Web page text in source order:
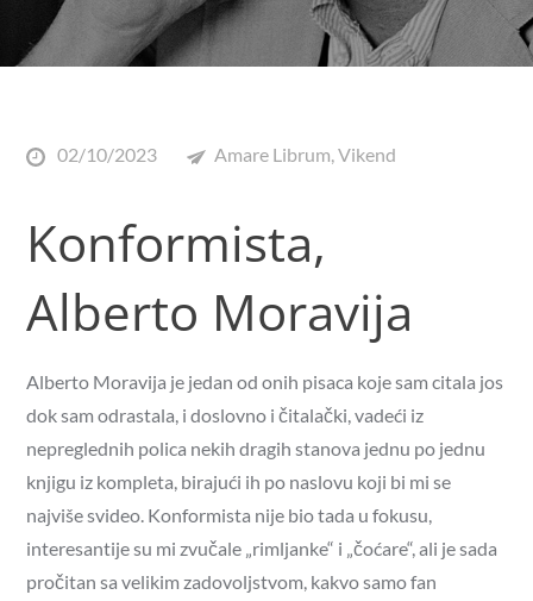
02/10/2023 Amare Librum,Vikend
Konformista,
Alberto Moravija
Alberto Moravija je jedan od onih pisaca koje sam citala jos
dok sam odrastala, i doslovno i čitalački, vadeći iz
nepreglednih polica nekih dragih stanova jednu po jednu
knjigu iz kompleta, birajući ih po naslovu koji bi mi se
najviše svideo. Konformista nije bio tada u fokusu,
interesantije su mi zvučale „rimljanke“ i „čoćare“, ali je sada
pročitan sa velikim zadovoljstvom, kakvo samo fan